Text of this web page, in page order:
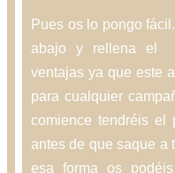
Pues os lo pongo
abajo y rellena el
ventajas ya que este
para cualquier
comience tendréis el
antes de que saque a
esa forma os